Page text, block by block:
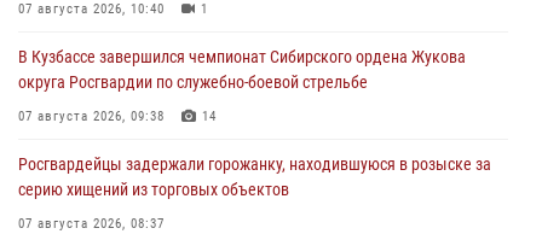
07 августа 2026, 10:40 1
В Кузбассе завершился чемпионат Сибирского ордена Жукова
округа Росгвардии по служебно-боевой стрельбе
07 августа 2026, 09:38 14
Росгвардейцы задержали горожанку, находившуюся в розыске за
серию хищений из торговых объектов
07 августа 2026, 08:37